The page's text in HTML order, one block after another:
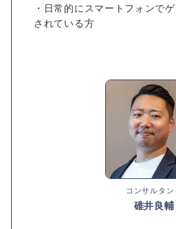
・日常的にスマートフォンで
されている方
コンサルタン
碓井良輔